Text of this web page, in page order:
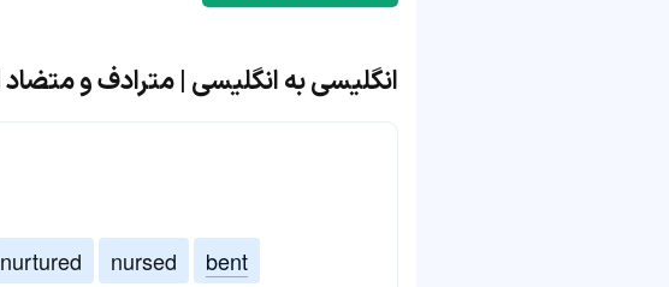
انگلیسی به انگلیسی | مترادف و متضاد trained
nurtured nursed
bent